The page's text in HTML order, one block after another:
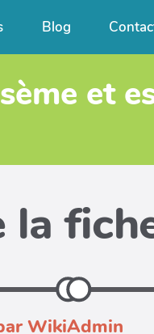
Blog
et
la
WikiAdmin